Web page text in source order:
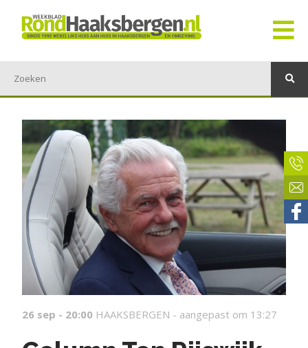
26 sep - 20:00 HAAKSBERGEN - aangepast om 13:27